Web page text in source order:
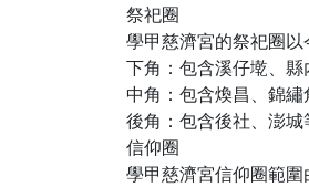
祭祀圈
學甲慈濟宮的祭祀圈
下角：包含溪仔墘、縣
中角：包含煥昌、錦繡
後角：包含後社、澎城
信仰圈
學甲慈濟宮信仰圈範